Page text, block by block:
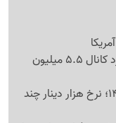
رکوردشکنی تاریخی بورس؛ شاخص کل وارد کانال 5.5 میلیون
قیمت دینار عراق امروز شنبه 17 مرداد 1405؛ نرخ هزار دینار چند